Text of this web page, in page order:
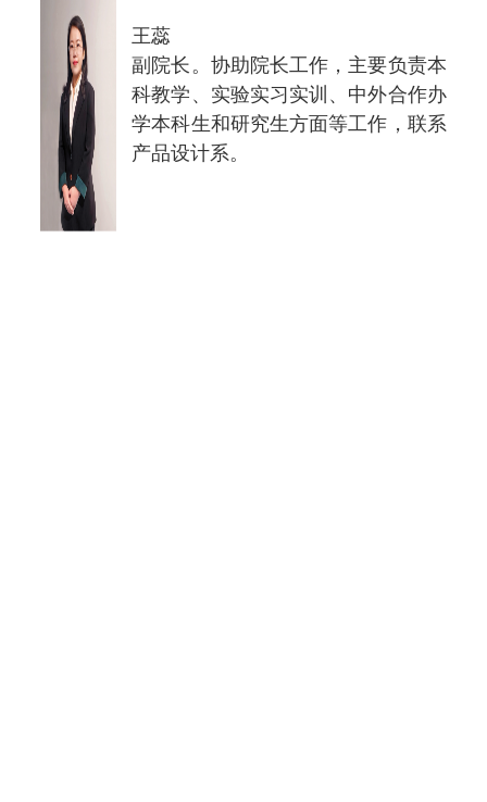
王蕊
副院长。协助院长工作，主要负责本
科教学、实验实习实训、中外合作办
学本科生和研究生方面等工作，联系
产品设计系。